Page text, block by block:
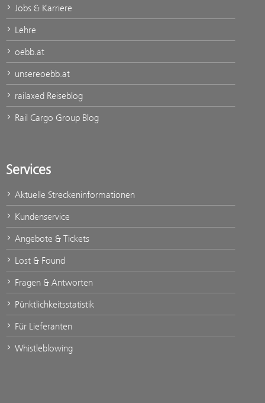
Jobs & Karriere
Lehre
oebb.at
unsereoebb.at
railaxed Reiseblog
Rail Cargo Group Blog
Services
Aktuelle Streckeninformationen
Kundenservice
Angebote & Tickets
Lost & Found
Fragen & Antworten
Pünktlichkeitsstatistik
Für Lieferanten
Whistleblowing